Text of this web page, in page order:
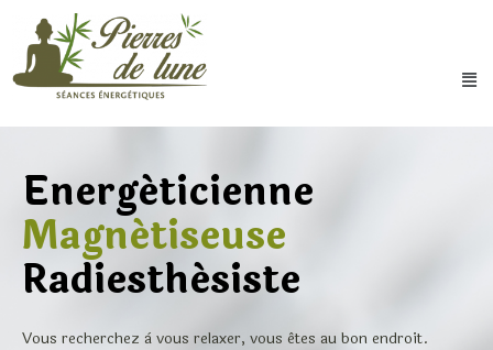
Energéticienne
Magnétiseuse
Radiesthésiste
Vous recherchez à vous relaxer, vous êtes au bon endroit.